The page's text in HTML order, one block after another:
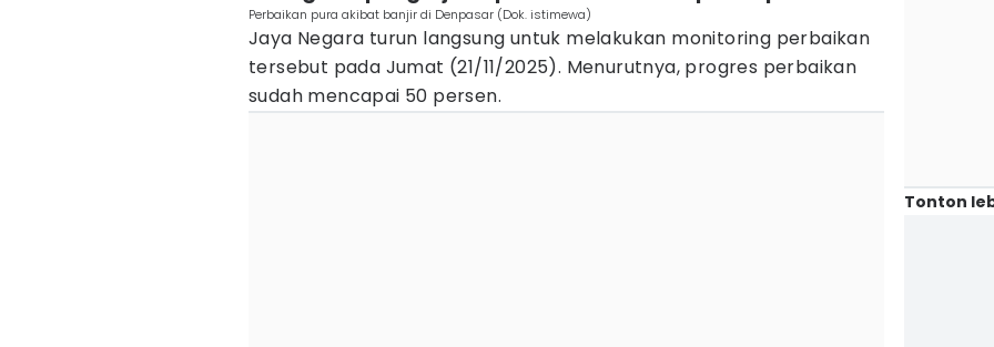
Perbaikan pura akibat banjir di Denpasar (Dok. istimewa)
Jaya Negara turun langsung untuk melakukan monitoring perbaikan
tersebut pada Jumat (21/11/2025). Menurutnya, progres perbaikan
sudah mencapai 50 persen.
Tonton